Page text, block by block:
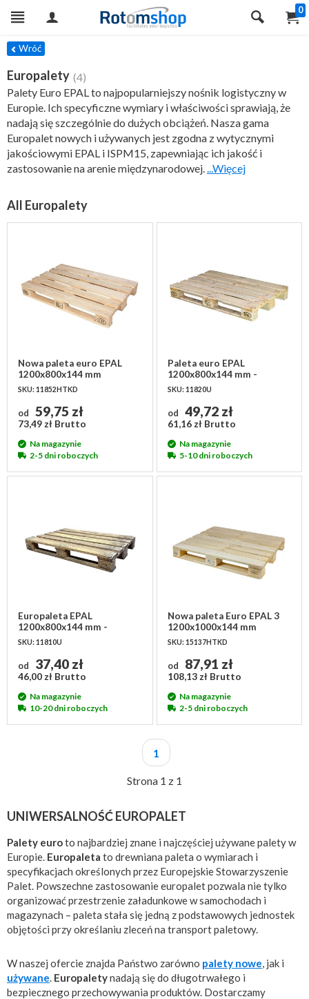
0
Wróć
Europalety (4)
Palety Euro EPAL to najpopularniejszy nośnik logistyczny w
Europie. Ich specyficzne wymiary i właściwości sprawiają, że
nadają się szczególnie do dużych obciążeń. Nasza gama
Europalet nowych i używanych jest zgodna z wytycznymi
jakościowymi EPAL i ISPM15, zapewniając ich jakość i
zastosowanie na arenie międzynarodowej....Więcej
All Europalety
Nowa paleta euro EPAL
1200x800x144 mm
SKU: 11852HTKD
od 59,75 zł
73,49 zł Brutto
Na magazynie
2-5 dni roboczych
Paleta euro EPAL
1200x800x144 mm -
używana I klasa
SKU: 11820U
od 49,72 zł
61,16 zł Brutto
Na magazynie
5-10 dni roboczych
Europaleta EPAL
1200x800x144 mm -
używana II klasa
SKU: 11810U
od 37,40 zł
46,00 zł Brutto
Na magazynie
10-20 dni roboczych
Nowa paleta Euro EPAL 3
1200x1000x144 mm
SKU: 15137HTKD
od 87,91 zł
108,13 zł Brutto
Na magazynie
2-5 dni roboczych
Strona 1 z 1
1
UNIWERSALNOŚĆ EUROPALET
Palety euroto najbardziej znane i najczęściej używane palety w
Europie. Europaleta to drewniana paleta o wymiarach i
specyfikacjach określonych przez Europejskie Stowarzyszenie
Palet. Powszechne zastosowanie europalet pozwala nie tylko
organizować przestrzenie załadunkowe w samochodach i
magazynach – paleta stała się jedną z podstawowych jednostek
objętości przy określaniu zleceń na transport paletowy.
W naszej ofercie znajda Państwo zarówno palety nowe, jak i
używane. Europaletynadają się do długotrwałego i
bezpiecznego przechowywania produktów. Dostarczamy